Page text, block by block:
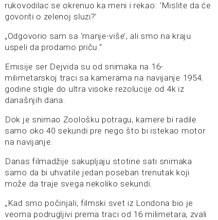
rukovodilac se okrenuo ka meni i rekao: ‘Mislite da će
govoriti o zelenoj sluzi?’
„Odgovorio sam sa ‘manje-više’, ali smo na kraju
uspeli da prodamo priču.“
Emisije ser Dejvida su od snimaka na 16-
milimetarskoj traci sa kamerama na navijanje 1954.
godine stigle do ultra visoke rezolucije od 4k iz
današnjih dana.
Dok je snimao Zoološku potragu, kamere bi radile
samo oko 40 sekundi pre nego što bi istekao motor
na navijanje.
Danas filmadžije sakupljaju stotine sati snimaka
samo da bi uhvatile jedan poseban trenutak koji
može da traje svega nekoliko sekundi.
„Kad smo počinjali, filmski svet iz Londona bio je
veoma podrugljivi prema traci od 16 milimetara, zvali